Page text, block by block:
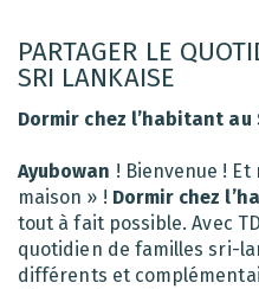
PARTAGER LE
SRI LANKAISE
Dormir chez l’habitant au
Ayubowan ! Bienvenue !
maison » ! Dormir chez
tout à fait possible. Avec
quotidien de familles sri-
différents et